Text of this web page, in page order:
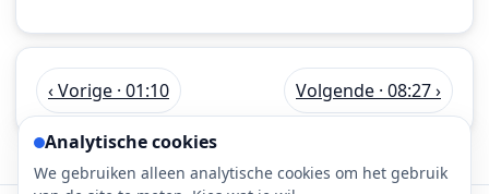
‹ Vorige · 01:10 Volgende · 08:27 ›
Analytische cookies
We gebruiken alleen analytische cookies om het gebruik